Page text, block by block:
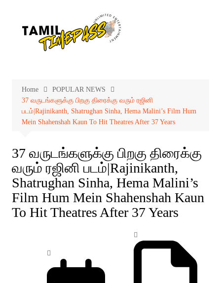
Home
POPULAR NEWS
37 வருடங்களுக்கு பிறகு திரைக்கு வரும் ரஜினி
படம்|Rajinikanth, Shatrughan Sinha, Hema Malini’s Film Hum
Mein Shahenshah Kaun To Hit Theatres After 37 Years
37 வருடங்களுக்கு பிறகு திரைக்கு
வரும் ரஜினி படம்|Rajinikanth,
Shatrughan Sinha, Hema Malini’s
Film Hum Mein Shahenshah Kaun
To Hit Theatres After 37 Years